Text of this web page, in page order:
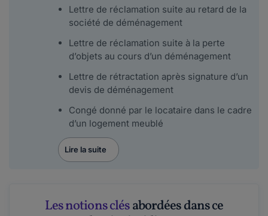
Lettre de réclamation suite au retard de la
société de déménagement
Lettre de réclamation suite à la perte
d’objets au cours d’un déménagement
Lettre de rétractation après signature d’un
devis de déménagement
Congé donné par le locataire dans le cadre
d’un logement meublé
Lire la suite
Les notions clésabordées dans ce